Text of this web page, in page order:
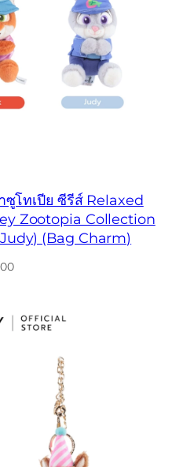
โทเปีย ซีรีส์ Relaxed
Zootopia Collection
(Bag Charm)